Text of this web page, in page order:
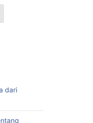
dari